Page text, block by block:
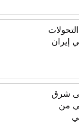
إيران
شرق
من